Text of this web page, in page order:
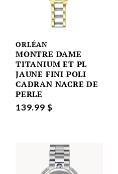
ORLÉAN
MONTRE DAME
TITANIUM ET PL
JAUNE FINI POLI
CADRAN NACRE DE
PERLE
139.99 $